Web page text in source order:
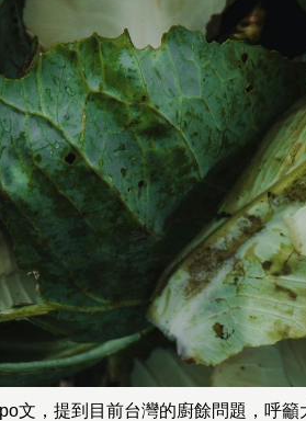
文，提到目前台灣的廚餘問題，呼